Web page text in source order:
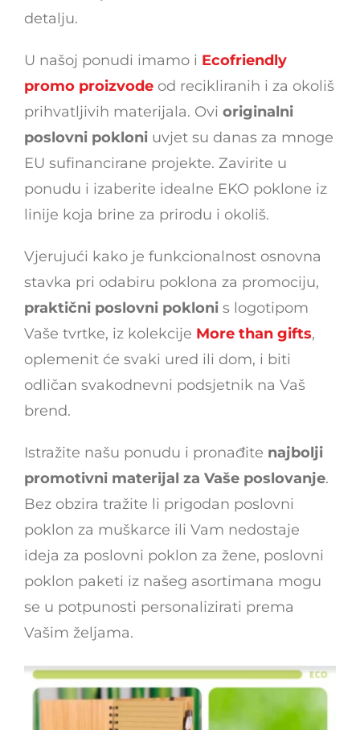
detalju.
U našoj ponudi imamo i Ecofriendly
promo proizvodeod recikliranih i za okoliš
prihvatljivih materijala. Ovi originalni
poslovni pokloniuvjet su danas za mnoge
EU sufinancirane projekte. Zavirite u
ponudu i izaberite idealne EKO poklone iz
linije koja brine za prirodu i okoliš.
Vjerujući kako je funkcionalnost osnovna
stavka pri odabiru poklona za promociju,
praktični poslovni poklonis logotipom
Vaše tvrtke, iz kolekcije More than gifts,
oplemenit će svaki ured ili dom, i biti
odličan svakodnevni podsjetnik na Vaš
brend.
Istražite našu ponudu i pronađite najbolji
promotivni materijal za Vaše poslovanje.
Bez obzira tražite li prigodan poslovni
poklon za muškarce ili Vam nedostaje
ideja za poslovni poklon za žene, poslovni
poklon paketi iz našeg asortimana mogu
se u potpunosti personalizirati prema
Vašim željama.